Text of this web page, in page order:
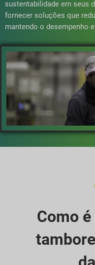
sustentabilidade em seus
fornecer soluções que
mantendo o desempenho
Como